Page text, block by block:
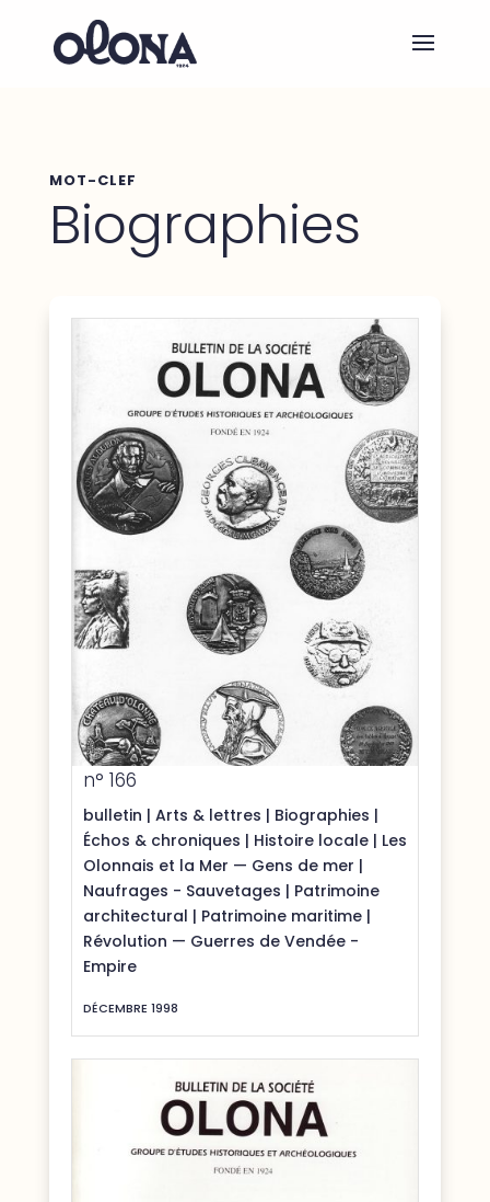
MOT-CLEF
Biographies
n° 166
bulletin | Arts & lettres | Biographies |
Échos & chroniques | Histoire locale| Les
Olonnais et la Mer — Gens de mer |
Naufrages - Sauvetages | Patrimoine
architectural | Patrimoine maritime|
Révolution — Guerres de Vendée -
Empire
DÉCEMBRE 1998